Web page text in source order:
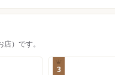
）です。
3